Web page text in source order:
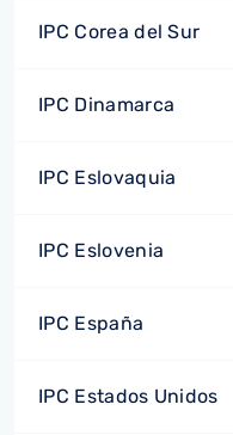
IPC Corea del Sur
IPC Dinamarca
IPC Eslovaquia
IPC Eslovenia
IPC España
IPC Estados Unidos